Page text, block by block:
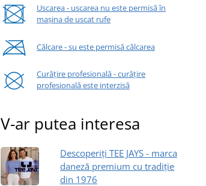
Uscarea - uscarea nu este permisă în
mașina de uscat rufe
Călcare - su este permisă călcarea
Curățire profesională - curățire
profesională este interzisă
V-ar putea interesa
Descoperiți TEE JAYS - marca
daneză premium cu tradiție
din 1976